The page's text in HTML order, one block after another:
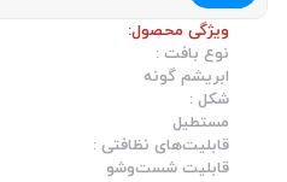
ویژگی محصول:
نوع بافت :
ابریشم گونه
شکل :
مستطیل
قابلیت‌های نظافتی :
قابلیت شست‌وشو